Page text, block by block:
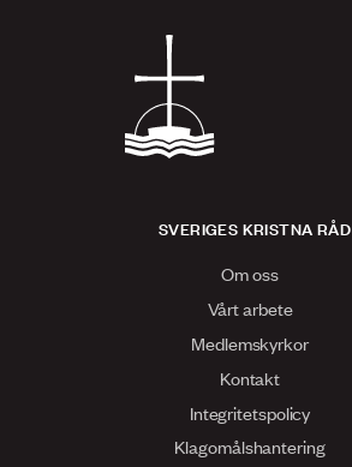
SVERIGES KRISTNA RÅD
Om oss
Vårt arbete
Medlemskyrkor
Kontakt
Integritetspolicy
Klagomålshantering